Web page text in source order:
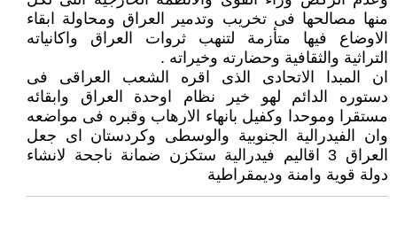
منها مصالحها فى تخريب وتدمير العراق ومحاولة ابقاء
الاوضاع فيها متأزمة لتنهب ثروات العراق واكانياته
التراثية والثقافية وحضارته وخيراته .
ان المبدا الاتحادى الذى اقره الشعب العراقى فى
دستوره الدائم لهو خير نظام اوحدة العراق وابقائه
مستقرا وموحدا وكفيل بانهاء الارهاب وقبره فى مواضعه
وان الفيدرالية الجنوبية والوسطى وكردستان اى جعل
العراق 3 اقاليم فيدرالية ستكزن ضمانة ناجحة لانشاء
دولة قوية وامنة وديمقراطية